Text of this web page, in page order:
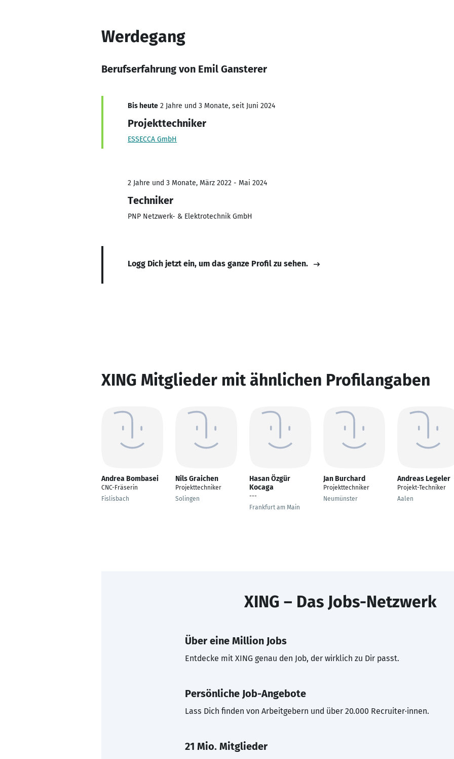
Werdegang
Berufserfahrung von Emil Gansterer
Bis heute 2 Jahre und 3 Monate, seit Juni 2024
Projekttechniker
ESSECCA GmbH
2 Jahre und 3 Monate, März 2022 - Mai 2024
Techniker
PNP Netzwerk- & Elektrotechnik GmbH
Logg Dich jetzt ein, um das ganze Profil zu sehen.
XING Mitglieder mit ähnlichen Profilangaben
Andrea Bombasei
CNC-Fräserin
Fislisbach
Nils Graichen
Projekttechniker
Solingen
Hasan Özgür
Kocaga
---
Frankfurt am Main
Jan Burchard
Projekttechniker
Neumünster
Andreas Legeler
Projekt-Techniker
Aalen
XING – Das Jobs-Netzwerk
Über eine Million Jobs
Entdecke mit XING genau den Job, der wirklich zu Dir passt.
Persönliche Job-Angebote
Lass Dich finden von Arbeitgebern und über 20.000 Recruiter·innen.
21 Mio. Mitglieder